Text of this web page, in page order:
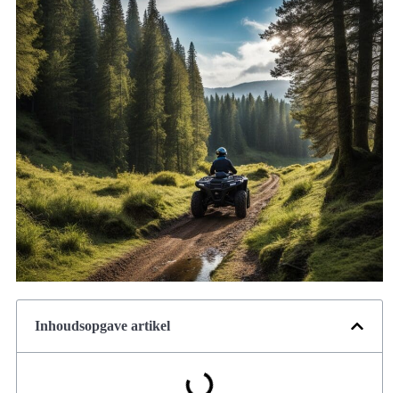
Inhoudsopgave artikel